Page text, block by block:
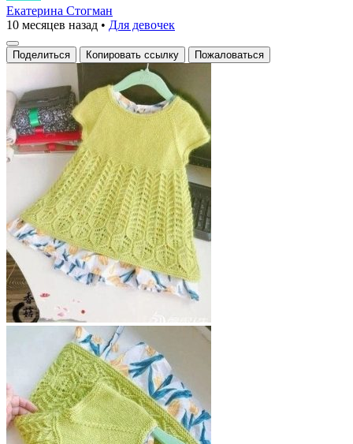
Екатерина Стогман
10 месяцев назад • Для девочек
Поделиться Копировать ссылку Пожаловаться